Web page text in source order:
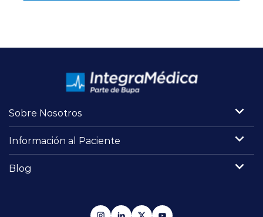
Reserva de Horas
Mi Portal Bupa
Sobre Nosotros
Información al Paciente
Blog